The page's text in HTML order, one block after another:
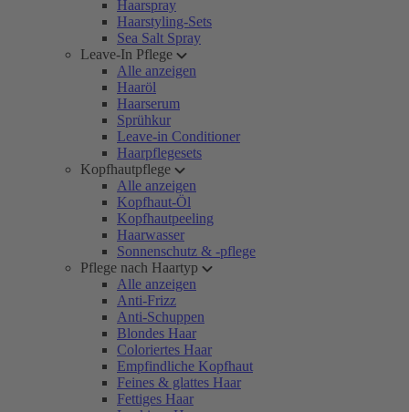
Haarspray
Haarstyling-Sets
Sea Salt Spray
Leave-In Pflege
Alle anzeigen
Haaröl
Haarserum
Sprühkur
Leave-in Conditioner
Haarpflegesets
Kopfhautpflege
Alle anzeigen
Kopfhaut-Öl
Kopfhautpeeling
Haarwasser
Sonnenschutz & -pflege
Pflege nach Haartyp
Alle anzeigen
Anti-Frizz
Anti-Schuppen
Blondes Haar
Coloriertes Haar
Empfindliche Kopfhaut
Feines & glattes Haar
Fettiges Haar